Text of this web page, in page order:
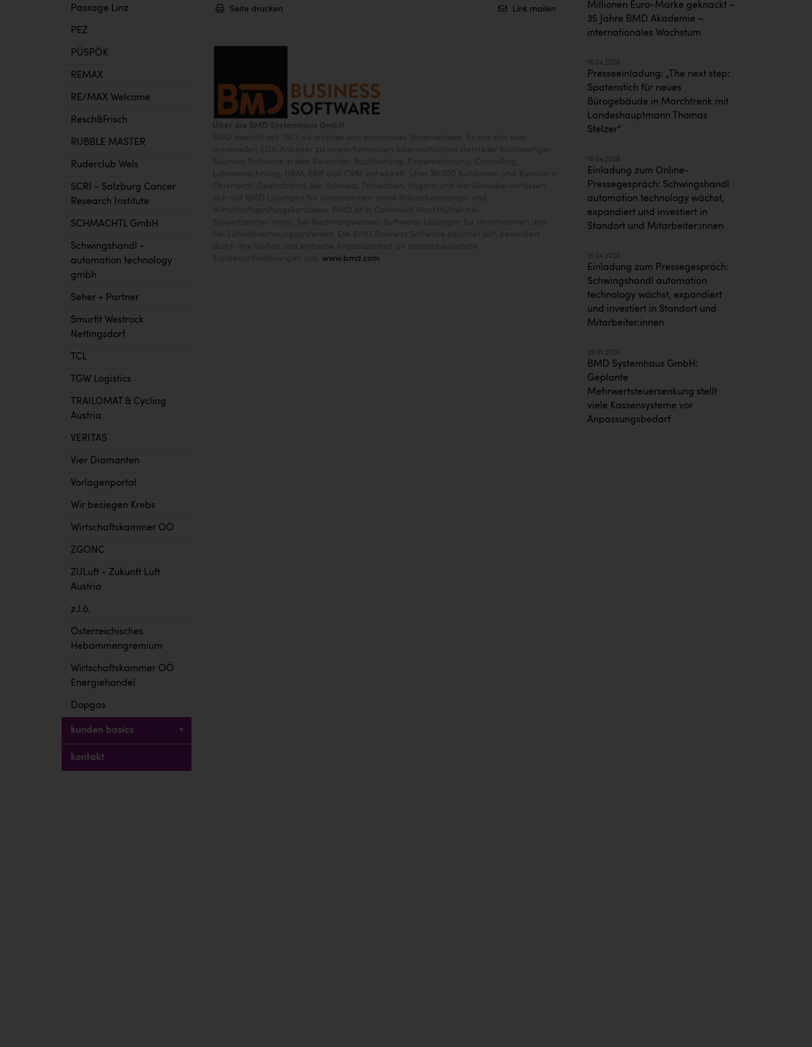
Passage Linz
PEZ
PÜSPÖK
REMAX
RE/MAX Welcome
Resch&Frisch
RUBBLE MASTER
Ruderclub Wels
SCRI - Salzburg Cancer
Research Institute
SCHMACHTL GmbH
Schwingshandl -
automation technology
gmbh
Seher + Partner
Smurfit Westrock
Nettingsdorf
TCL
TGW Logistics
TRAILOMAT & Cycling
Austria
VERITAS
Vier Diamanten
Vorlagenportal
Wir besiegen Krebs
Wirtschaftskammer OÖ
ZGONC
ZULuft - Zukunft Luft
Austria
z.l.ö.
Österreichisches
Hebammengremium
Wirtschaftskammer OÖ
Energiehandel
Dopgas
kunden basics
kontakt
Seite drucken Link mailen
www.bmd.com
Millionen Euro-Marke geknackt –
35 Jahre BMD Akademie –
internationales Wachstum
16.04.2026
Presseeinladung: „The next step:
Spatenstich für neues
Bürogebäude in Marchtrenk mit
Landeshauptmann Thomas
Stelzer“
15.04.2026
Einladung zum Online-
Pressegespräch: Schwingshandl
automation technology wächst,
expandiert und investiert in
Standort und Mitarbeiter:innen
15.04.2026
Einladung zum Pressegespräch:
Schwingshandl automation
technology wächst, expandiert
und investiert in Standort und
Mitarbeiter:innen
29.01.2026
BMD Systemhaus GmbH:
Geplante
Mehrwertsteuersenkung stellt
viele Kassensysteme vor
Anpassungsbedarf